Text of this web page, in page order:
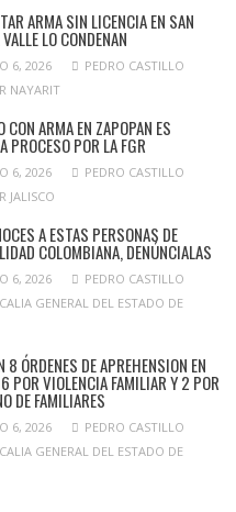
ARMA SIN LICENCIA EN SAN
LO CONDENAN
6, 2026
PEDRO CASTILLO
NAYARIT
CON ARMA EN ZAPOPAN ES
PROCESO POR LA FGR
6, 2026
PEDRO CASTILLO
JALISCO
A ESTAS PERSONAS DE
COLOMBIANA, DENÚNCIALAS
6, 2026
PEDRO CASTILLO
GENERAL DEL ESTADO DE
8 ÓRDENES DE APREHENSION EN
POR VIOLENCIA FAMILIAR Y 2 POR
DE FAMILIARES
6, 2026
PEDRO CASTILLO
GENERAL DEL ESTADO DE